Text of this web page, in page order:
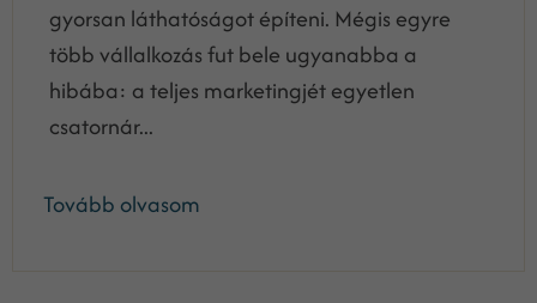
gyorsan láthatóságot építeni. Mégis egyre
több vállalkozás fut bele ugyanabba a
hibába: a teljes marketingjét egyetlen
csatornár...
Tovább olvasom